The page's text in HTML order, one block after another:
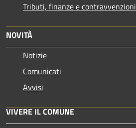
Tributi, finanze e contravvenzioni
NOVITÀ
Notizie
Comunicati
Avvisi
VIVERE IL COMUNE